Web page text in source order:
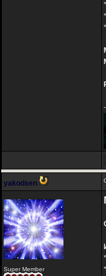
yakodsen
Super Member
*
*